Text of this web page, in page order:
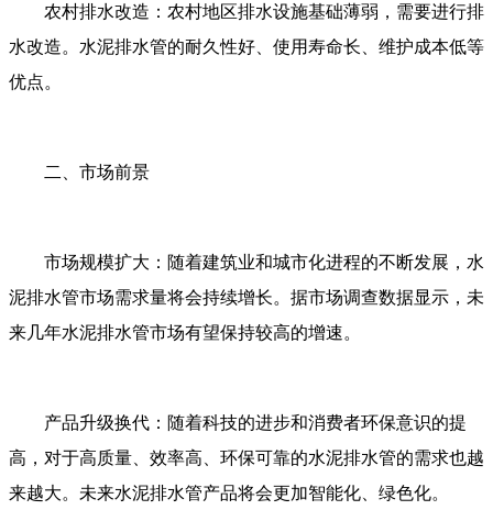
农村排水改造：农村地区排水设施基础薄弱，需要进行排
水改造。水泥排水管的耐久性好、使用寿命长、维护成本低等
优点。
二、市场前景
市场规模扩大：随着建筑业和城市化进程的不断发展，水
泥排水管市场需求量将会持续增长。据市场调查数据显示，未
来几年水泥排水管市场有望保持较高的增速。
产品升级换代：随着科技的进步和消费者环保意识的提
高，对于高质量、效率高、环保可靠的水泥排水管的需求也越
来越大。未来水泥排水管产品将会更加智能化、绿色化。